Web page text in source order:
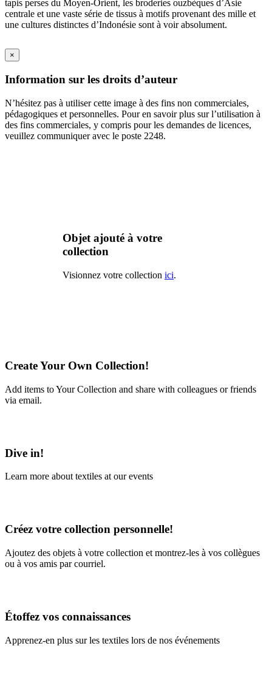
tapis perses du Moyen-Orient, les broderies ouzbèques d’Asie
centrale et une vaste série de tissus à motifs provenant des mille et
une cultures distinctes d’Indonésie sont à voir absolument.
×
Information sur les droits d’auteur
N’hésitez pas à utiliser cette image à des fins non commerciales,
pédagogiques et personnelles. Pour en savoir plus sur l’utilisation à
des fins commerciales, y compris pour les demandes de licences,
veuillez communiquer avec le poste 2248.
Objet ajouté à votre
collection
Visionnez votre collection ici.
Create Your Own Collection!
Add items to Your Collection and share with colleagues or friends
via email.
Dive in!
Learn more about textiles at our events
Créez votre collection personnelle!
Ajoutez des objets à votre collection et montrez-les à vos collègues
ou à vos amis par courriel.
Étoffez vos connaissances
Apprenez-en plus sur les textiles lors de nos événements